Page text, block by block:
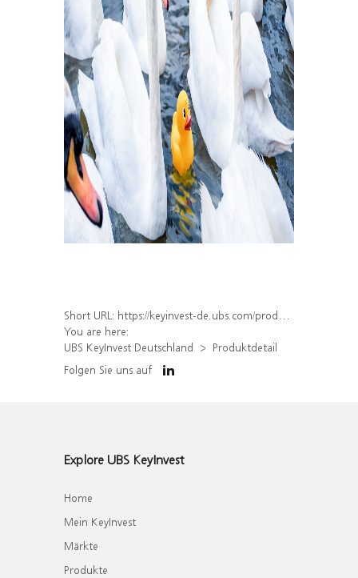
Short URL: https://keyinvest-de.ubs.com/produkt/detail/index/isin/DE000WA6W7M6
You are here:
UBS KeyInvest Deutschland
Produktdetail
Folgen Sie uns auf
Explore UBS KeyInvest
Home
Mein KeyInvest
Märkte
Produkte